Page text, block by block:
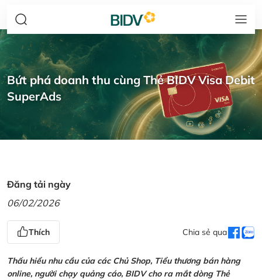
Bứt phá doanh thu cùng Thẻ BIDV Visa Debit
SuperAds
Đăng tải ngày
06/02/2026
Thích Chia sẻ qua
Thấu hiểu nhu cầu của các Chủ Shop, Tiểu thương bán hàng
online, người chạy quảng cáo, BIDV cho ra mắt dòng Thẻ